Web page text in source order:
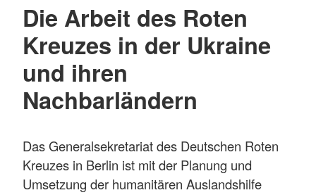
Die Arbeit des Roten
Kreuzes in der Ukraine
und ihren
Nachbarländern
Das Generalsekretariat des Deutschen Roten
Kreuzes in Berlin ist mit der Planung und
Umsetzung der humanitären Auslandshilfe